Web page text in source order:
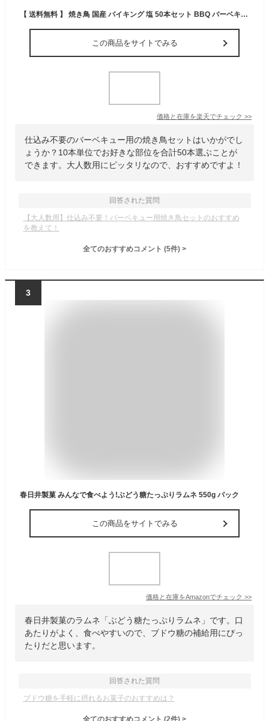
【 送料無料 】 焼き鳥 国産 バイキング 塩 50本セット BBQ バーベキュー 焼鳥 惣菜 おつまみ 家飲み パーティー 選べる 肉 生 チルド ギフト
この商品をサイトでみる
価格と在庫を楽天でチェック >>
仕込み不要のバーベキュー用の焼き鳥セットはいかがでし
ょうか？10本単位でお好きな部位を合計50本選ぶことが
できます。大人数用にピッタリなので、おすすめですよ！
回答された質問
【大人数用】仕込み不要！バーベキュー用焼き鳥セットのおすすめ
を教えて！
全てのおすすめコメント (5件) >
3
春日井製菓 みんなで食べよう!ぶどう糖たっぷりラムネ 550g パック
この商品をサイトでみる
価格と在庫をAmazonでチェック >>
春日井製菓のラムネ「ぶどう糖たっぷりラムネ」です。口
あたりがよく、食べやすいので、ブドウ糖の補給用にぴっ
たりだと思います。
回答された質問
ブドウ糖を手軽に摂れるお菓子のおすすめは？
全てのおすすめコメント (2件) >